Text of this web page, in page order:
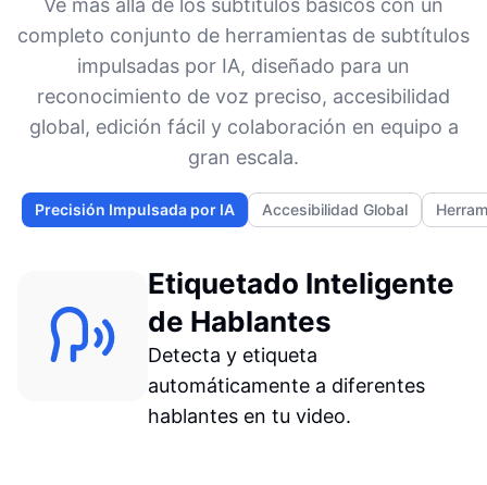
Ve más allá de los subtítulos básicos con un
completo conjunto de herramientas de subtítulos
impulsadas por IA, diseñado para un
reconocimiento de voz preciso, accesibilidad
global, edición fácil y colaboración en equipo a
gran escala.
Precisión Impulsada por IA Accesibilidad Global
Etiquetado Inteligente
de Hablantes
Detecta y etiqueta
automáticamente a diferentes
hablantes en tu video.